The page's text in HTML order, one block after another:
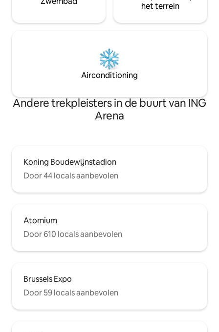
het terrein
Airconditioning
Andere trekpleisters in de buurt van ING
Arena
Koning Boudewijnstadion
Door 44 locals aanbevolen
Atomium
Door 610 locals aanbevolen
Brussels Expo
Door 59 locals aanbevolen